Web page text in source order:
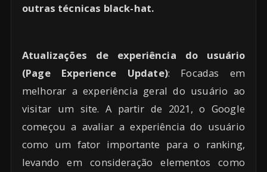
outras técnicas black-hat.
Atualizações de experiência do usuário
(Page Experience Update): Focadas em
melhorar a experiência geral do usuário ao
visitar um site. A partir de 2021, o Google
começou a avaliar a experiência do usuário
como um fator importante para o ranking,
levando em consideração elementos como